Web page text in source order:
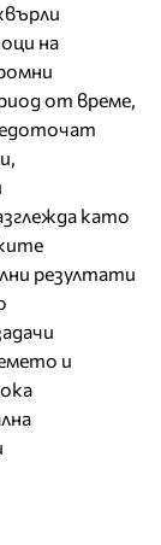
на
от време,
като
резултати
и